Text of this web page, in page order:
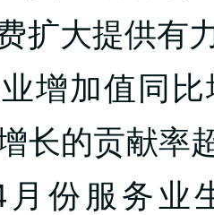
扩大提供有
增加值同
长的贡献率
份服务业